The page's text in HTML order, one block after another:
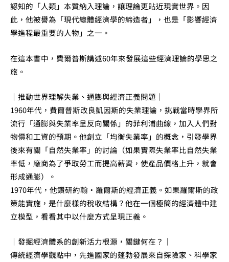
認知的「人類」本質納入理論，讓理論更貼近現實世界。因
此，他被譽為「現代總體經濟學的締造者」，也是「影響經濟
學進程最重要的人物」之一。
在這本書中，費爾普斯講述60年來發展這些經濟理論的學思之
旅。
｜推動世界理解失業、通膨與經濟正義問題｜
1960年代，費爾普斯改良凱因斯的失業理論，挑戰當時學界所
流行「通膨與失業率呈反向關係」的菲利浦曲線，加入人們對
物價和工資的預期。他創立「均衡失業率」的概念，引發學界
後來有關「自然失業率」的討論（如果實際失業率比自然失業
率低，廠商為了爭取勞工而提高薪資，使產品價格上升，就會
形成通膨）。
1970年代，他鑽研約翰‧羅爾斯的經濟正義。如果羅爾斯的政
策能實施，是什麼樣的稅收結構？他在一個極簡的經濟體中建
立模型，看看其中以什麼方式呈現正義。
｜發掘經濟體系的創新活力根源，關鍵何在？｜
傳統經濟學觀點中，先進國家的蓬勃發展來自探險家、科學家